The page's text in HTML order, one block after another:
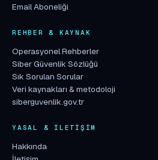
Email Aboneliği
REHBER & KAYNAK
Operasyonel Rehberler
Siber Güvenlik Sözlüğü
Sık Sorulan Sorular
Veri kaynakları & metodoloji
siberguvenlik.gov.tr
YASAL & İLETIŞIM
Hakkında